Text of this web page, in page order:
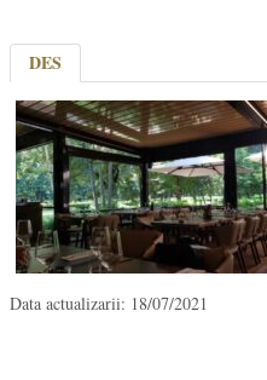
DES
Data actualizarii: 18/07/2021